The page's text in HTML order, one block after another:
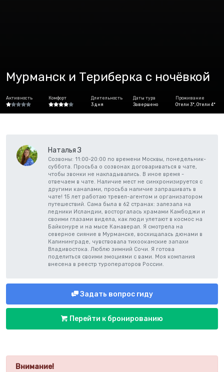
Мурманск и Териберка с ночёвкой
Активность Комфорт
Длительность
3 дня
Даты тура
Завершено
Проживание
Отели 3*, Отели 4*
Внимание!
Наталья З
Созвоны: 11:00-20:00 по времени Москвы, понедельник-
суббота. Просьба о созвонах договариваться в чате,
чтобы звонки не накладывались. В иное время -
отвечаем в чате. Наличие мест не синхронизируется с
другими каналами, просьба наличие запрашивать в
чате! 15 лет работаю тревел-агентом и организатором
путешествий. Сама была в 62 странах: залезала на
ледники Исландии, восторгалась храмами Камбоджи и
своими глазами видела, как люди улетают в космос на
Байконуре и на мысе Канаверал. Я смотрела на
северное сияние в Мурманске, восхищалась дюнами в
Калининграде, чувствовала тихооканские запахи
Владивостока. Люблю зимний Сочи. Я готова
поделиться своими эмоциями с вами. Моя компания
внесена в реестр туроператоров России.
Задать вопрос гиду
Перейти к бронированию